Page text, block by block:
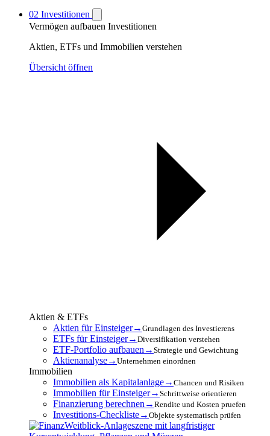
02 Investitionen
Vermögen aufbauen Investitionen
Aktien, ETFs und Immobilien verstehen
Übersicht öffnen
Aktien & ETFs
Aktien für Einsteiger→ Grundlagen des Investierens
ETFs für Einsteiger→ Diversifikation verstehen
ETF-Portfolio aufbauen → Strategie und Gewichtung
Aktienanalyse→ Unternehmen einordnen
Immobilien
Immobilien als Kapitalanlage→ Chancen und Risiken
Immobilien für Einsteiger→ Schrittweise orientieren
Finanzierung berechnen → Rendite und Kosten pruefen
Investitions-Checkliste→ Objekte systematisch prüfen